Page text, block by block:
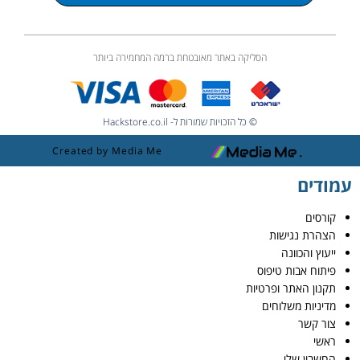
הסליקה באתר מאובטחת ברמה המחמירה ביותר
© כל הזכויות שמורות ל- Hackstore.co.il
Created by Media Me
עמודים
קורסים
הצהרת נגישות
ייעוץ והכוונה
פיתוח אבות טיפוס
תקנון האתר ופרטיות
מדיניות משלוחים
צור קשר
ראשי